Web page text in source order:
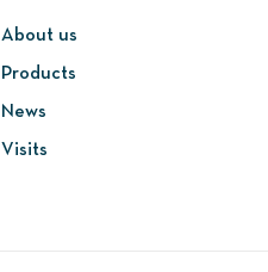
About us
Products
News
Visits